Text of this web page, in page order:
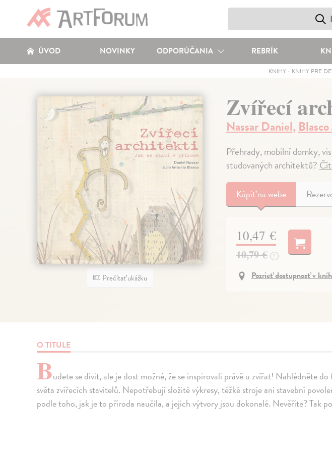
ÚVOD NOVINKY ODPORÚČANIA REBRÍK
KNIHY- KNIHY PRE
Prečítať ukážku
Zvířecí
Nassar Daniel,
Přehrady, mobilní domky,
studovaných architektů?
Kúpiťna webe
10,47 €
10,79 € ?
Pozrieť dostupnosť v
O TITULE
Budete se divit, ale je dost možné, že se inspirovali právě u zvířat! Nahlédněte
světa zvířecích stavitelů. Nepotřebují složité výkresy, těžké stroje ani stavební
podle toho, jak je to příroda naučila, a jejich výtvory jsou dokonalé. Nevěříte? Tak